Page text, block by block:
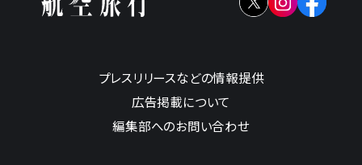
プレスリリースなどの情報提供
広告掲載について
編集部へのお問い合わせ